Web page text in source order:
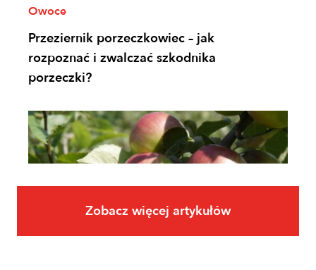
Owoce
Przeziernik porzeczkowiec – jak
rozpoznać i zwalczać szkodnika
porzeczki?
Zobacz więcej artykułów